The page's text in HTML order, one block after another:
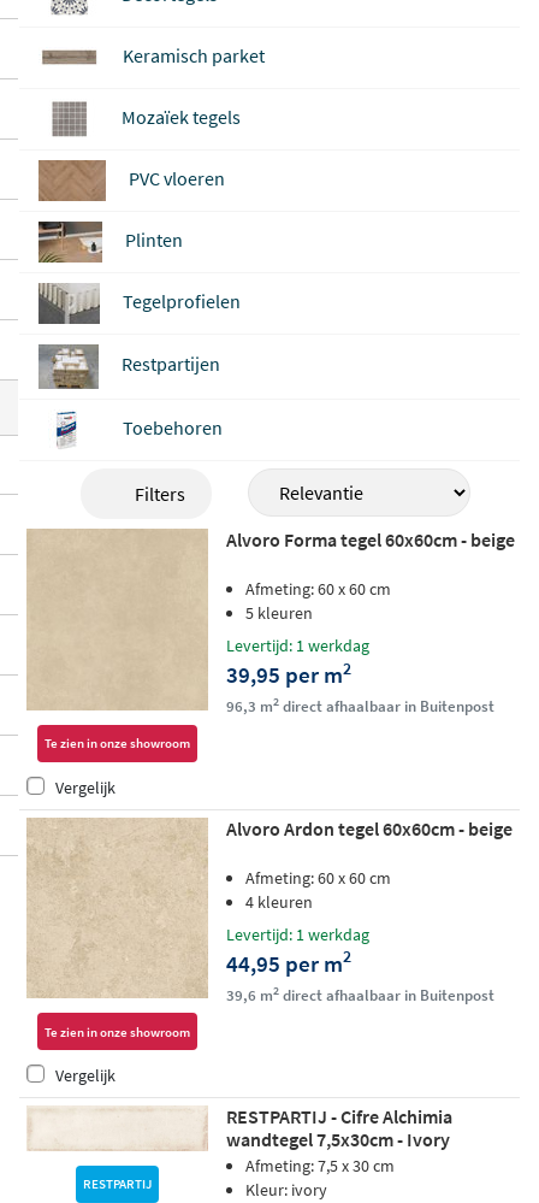
enlopende interieurstijlen. De meeste teg
els zijngeschikt voor vloer en wand
je ze in de badkamer, keuken, woonkamer
Keramisch parket
Mozaïek tegels
PVC vloeren
Plinten
Tegelprofielen
Restpartijen
Toebehoren
Filters
Te zien in onze showroom
Alvoro Forma tegel 60x60cm - beige
Afmeting: 60 x 60 cm
5 kleuren
Levertijd: 1 werkdag
39,95 per m2
96,3 m2direct afhaalbaar in Buitenpost
Vergelijk
Te zien in onze showroom
Alvoro Ardon tegel 60x60cm - beige
Afmeting: 60 x 60 cm
4 kleuren
Levertijd: 1 werkdag
44,95 per m2
39,6 m2direct afhaalbaar in Buitenpost
Vergelijk
RESTPARTIJ
RESTPARTIJ - Cifre Alchimia
wandtegel 7,5x30cm - Ivory
Afmeting: 7,5 x 30 cm
Kleur: ivory